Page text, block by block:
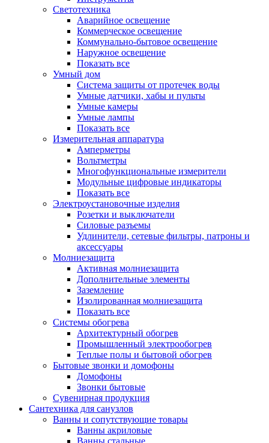
Светотехника
Аварийное освещение
Коммерческое освещение
Коммунально-бытовое освещение
Наружное освещение
Показать все
Умный дом
Система защиты от протечек воды
Умные датчики, хабы и пульты
Умные камеры
Умные лампы
Показать все
Измерительная аппаратура
Амперметры
Вольтметры
Многофункциональные измерители
Модульные цифровые индикаторы
Показать все
Электроустановочные изделия
Розетки и выключатели
Силовые разъемы
Удлинители, сетевые фильтры, патроны и
аксессуары
Молниезащита
Активная молниезащита
Дополнительные элементы
Заземление
Изолированная молниезащита
Показать все
Системы обогрева
Архитектурный обогрев
Промышленный электрообогрев
Теплые полы и бытовой обогрев
Бытовые звонки и домофоны
Домофоны
Звонки бытовые
Сувенирная продукция
Сантехника для санузлов
Ванны и сопутствующие товары
Ванны акриловые
Ванны стальные